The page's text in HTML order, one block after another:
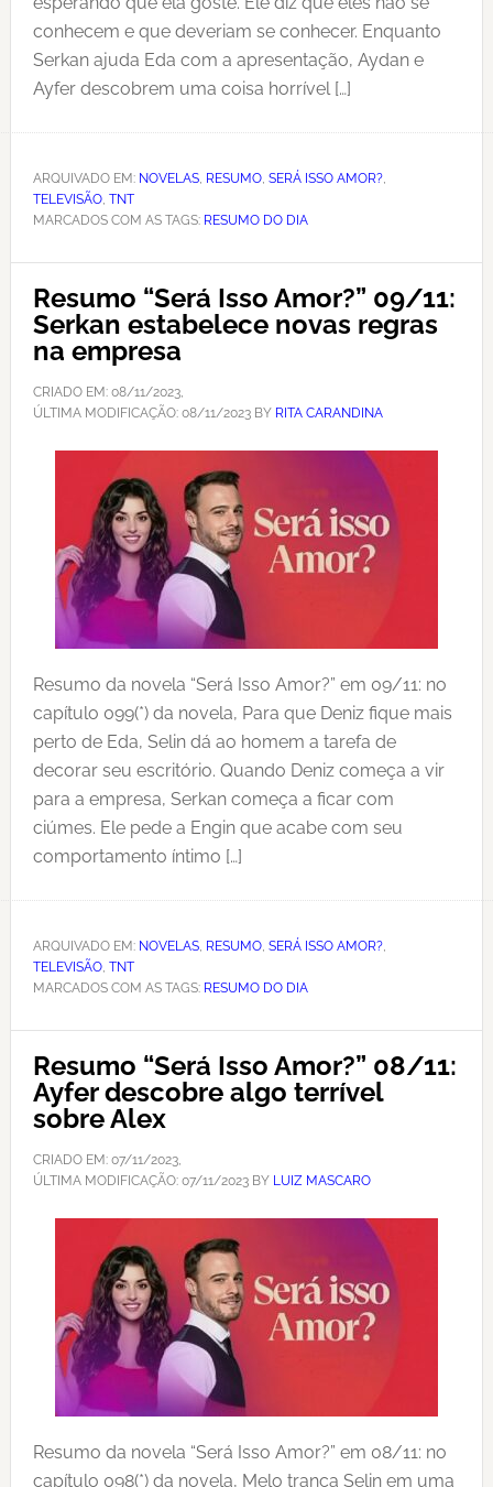
conhecem e que deveriam se conhecer. Enquanto
Serkan ajuda Eda com a apresentação, Aydan e
Ayfer descobrem uma coisa horrível […]
ARQUIVADO EM: NOVELAS, RESUMO, SERÁ ISSO AMOR?,
TELEVISÃO, TNT
MARCADOS COM AS TAGS: RESUMO DO DIA
Resumo “Será Isso Amor?” 09/11:
Serkan estabelece novas regras
na empresa
CRIADO EM: 08/11/2023,
ÚLTIMA MODIFICAÇÃO: 08/11/2023BY RITA CARANDINA
Resumo da novela “Será Isso Amor?” em 09/11: no
capítulo 099(*) da novela, Para que Deniz fique mais
perto de Eda, Selin dá ao homem a tarefa de
decorar seu escritório. Quando Deniz começa a vir
para a empresa, Serkan começa a ficar com
ciúmes. Ele pede a Engin que acabe com seu
comportamento íntimo […]
ARQUIVADO EM: NOVELAS, RESUMO, SERÁ ISSO AMOR?,
TELEVISÃO, TNT
MARCADOS COM AS TAGS: RESUMO DO DIA
Resumo “Será Isso Amor?” 08/11:
Ayfer descobre algo terrível
sobre Alex
CRIADO EM: 07/11/2023,
ÚLTIMA MODIFICAÇÃO: 07/11/2023BY LUIZ MASCARO
Resumo da novela “Será Isso Amor?” em 08/11: no
capítulo 098(*) da novela, Melo tranca Selin em uma